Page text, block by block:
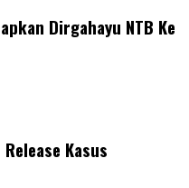
Dirgahayu NTB Ke
Kasus